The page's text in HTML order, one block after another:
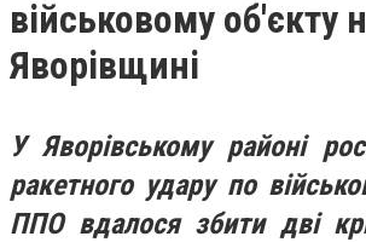
військовому об'єкту
Яворівщині
У Яворівському районі
ракетного удару по
ППО вдалося збити дві